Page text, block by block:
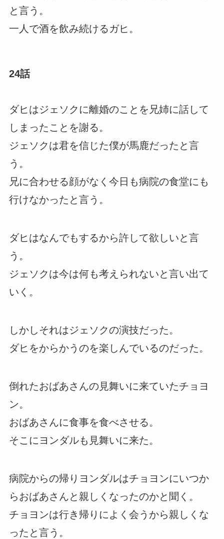
と言う。
一人で酒を飲み続けるガヒ。
24話
ダヒはジェソクに離婚のことを兄姉に話して
しまったことを謝る。
ジェソクは君を信じた僕が馬鹿だったと言
う。
兄に合わせる顔がなく今日も病院の食堂にも
行けなかったと言う。
ダヒはなんでもするから許して欲しいと言
う。
ジェソクは今は何も考えられないと言い出て
いく。
しかしそれはジェソクの演技だった。
ダヒをからかうのを楽しんでいるのだった。
倒れたおばあさんの見舞いに来ていたチョヨ
ン。
おばあさんに食事を食べさせる。
そこにヨンダルも見舞いに来た。
病院からの帰りヨンダルはチョヨンにいつか
らおばあさんと親しくなったのかと聞く。
チョヨンは行き帰りによく会うから親しくな
ったと言う。